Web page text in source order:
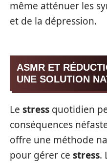
même atténuer les
et de la dépression.
ASMR ET
UNE SOLUTION
Le stress quotidien
conséquences
offre une méthode
pour gérer ce stress.